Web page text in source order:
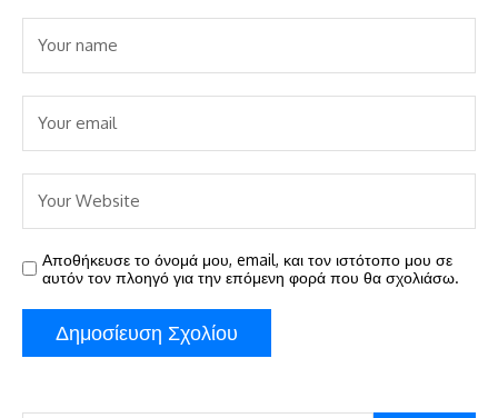
Αποθήκευσε το όνομά μου, email, και τον ιστότοπο μου σε
αυτόν τον πλοηγό για την επόμενη φορά που θα σχολιάσω.